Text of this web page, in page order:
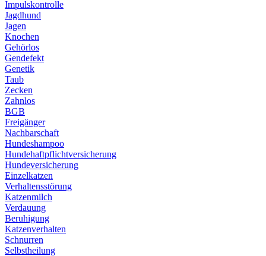
Impulskontrolle
Jagdhund
Jagen
Knochen
Gehörlos
Gendefekt
Genetik
Taub
Zecken
Zahnlos
BGB
Freigänger
Nachbarschaft
Hundeshampoo
Hundehaftpflichtversicherung
Hundeversicherung
Einzelkatzen
Verhaltensstörung
Katzenmilch
Verdauung
Beruhigung
Katzenverhalten
Schnurren
Selbstheilung